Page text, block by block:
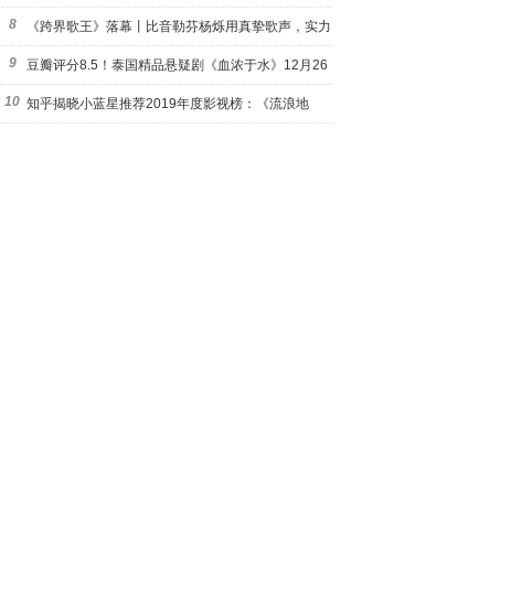
奇艺号"奇
8 《跨界歌王》落幕丨比音勒芬杨烁用真挚歌声，实力
圈粉!
9 豆瓣评分8.5！泰国精品悬疑剧《血浓于水》12月26
日西瓜视
10 知乎揭晓小蓝星推荐2019年度影视榜：《流浪地